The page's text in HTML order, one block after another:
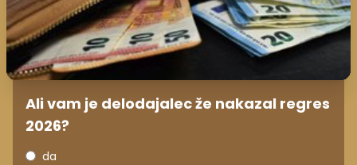
Ali vam je delodajalec že nakazal regres
2026?
da